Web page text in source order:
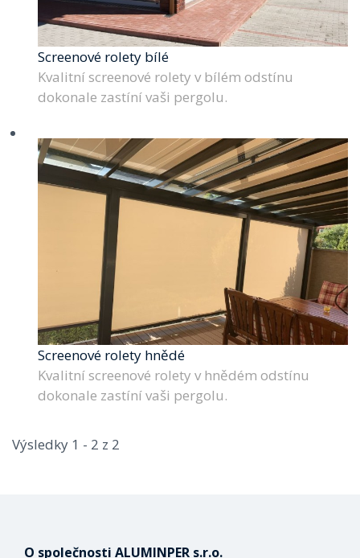
Screenové rolety bílé
Kvalitní screenové rolety v bílém odstínu
dokonale zastíní vaši pergolu.
Screenové rolety hnědé
Kvalitní screenové rolety v hnědém odstínu
dokonale zastíní vaši pergolu.
Výsledky 1 - 2 z 2
O společnosti ALUMINPER s.r.o.